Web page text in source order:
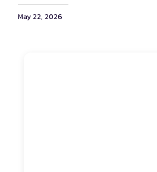
May 22, 2026